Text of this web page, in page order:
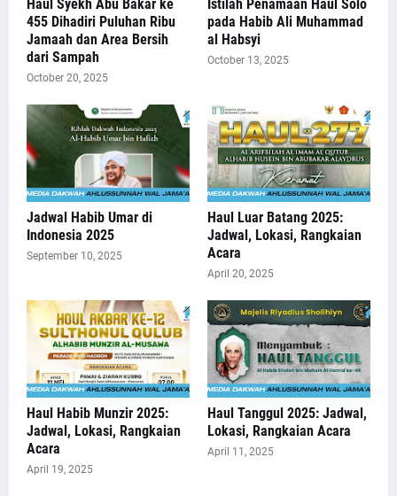
Haul Syekh Abu Bakar ke
455 Dihadiri Puluhan Ribu
Jamaah dan Area Bersih
dari Sampah
October 20, 2025
Istilah Penamaan Haul Solo
pada Habib Ali Muhammad
al Habsyi
October 13, 2025
Jadwal Habib Umar di
Indonesia 2025
September 10, 2025
Haul Luar Batang 2025:
Jadwal, Lokasi, Rangkaian
Acara
April 20, 2025
Haul Habib Munzir 2025:
Jadwal, Lokasi, Rangkaian
Acara
April 19, 2025
Haul Tanggul 2025: Jadwal,
Lokasi, Rangkaian Acara
April 11, 2025